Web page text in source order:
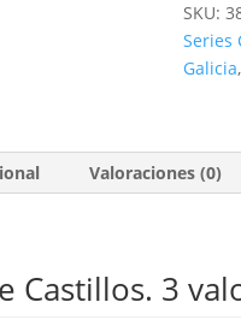
SKU:
Series
Galicia,
Valoraciones (0)
Castillos. 3